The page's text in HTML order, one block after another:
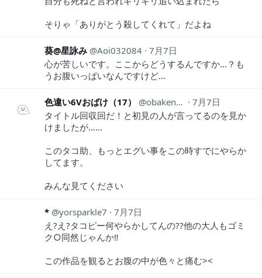
そりゃ「ありがとう殺してくれて」だよね
葵@星詠み Aoi032084 7月7日
心が苦しいです。ここからどうするんですか…？も
うお腹いっぱいなんですけど…
色違い6Vおばけ（17） obaken_91
7月7日
タイトル回収回だ！と初見の人が言ってるのを見か
けましたが……
このタコ助、もっとエグい事をこの時すでにやらか
してます。
みんな見てください
* yorsparkle7
7月7日
え?え?タコピー何やらかしてんの??他の大人もゴミ
ク○同然じゃんか‼︎
この作品を観るとお腹の中が色々と痛む><